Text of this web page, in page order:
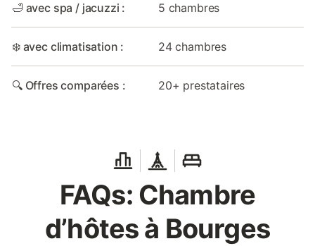
🛁 avec spa / jacuzzi : 5 chambres
❄️ avec climatisation : 24 chambres
🔍 Offres comparées : 20+ prestataires
FAQs: Chambre
d’hôtes à Bourges